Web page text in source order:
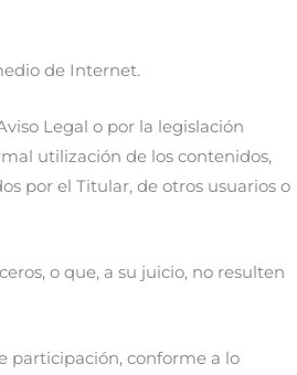
de Internet.
Legal o por la legislación
utilización de los contenidos,
por el Titular, de otros usuarios o
o que, a su juicio, no resulten
participación, conforme a lo